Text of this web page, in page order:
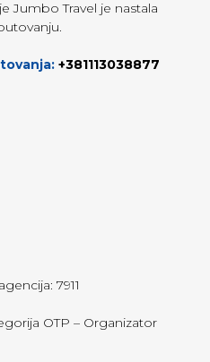
Jumbo Travel je nastala
+381113038877
7911
OTP – Organizator